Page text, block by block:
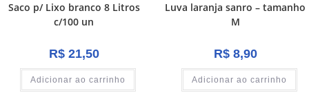
Saco p/ Lixo branco 8 Litros
c/100 un
R$21,50
Adicionar ao carrinho
Luva laranja sanro – tamanho
M
R$8,90
Adicionar ao carrinho